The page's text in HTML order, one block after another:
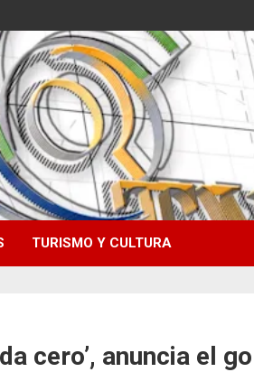
TURISMO Y CULTURA
cero’, anuncia el